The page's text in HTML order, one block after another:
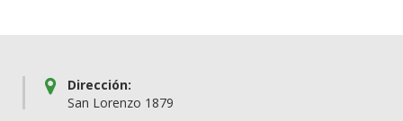
Dirección:
San Lorenzo 1879